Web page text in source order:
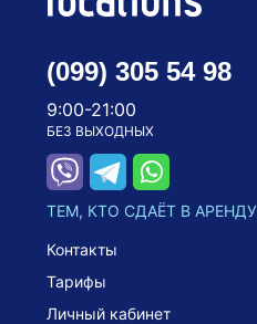
(099) 305 54 98
9:00-21:00
БЕЗ ВЫХОДНЫХ
ТЕМ, КТО СДАЁТ В АРЕНДУ
Контакты
Тарифы
Личный кабинет